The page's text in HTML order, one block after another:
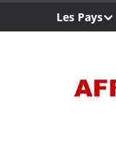
Les Pays